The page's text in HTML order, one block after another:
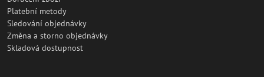
Platební metody
Sledování objednávky
Změna a storno objednávky
Skladová dostupnost